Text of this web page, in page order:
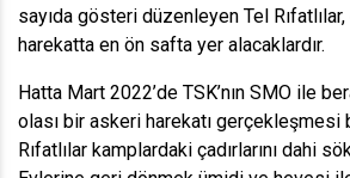
sayıda gösteri düzenleyen Tel
harekatta en ön safta yer alacaklardır.
Hatta Mart 2022’de TSK’nın SMO ile
olası bir askeri harekatı gerçekleşmesi
Rıfatlılar kamplardaki çadırlarını dahi